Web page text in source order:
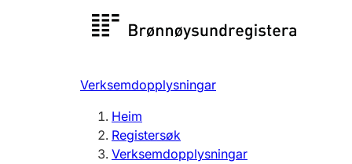
Registersøk
Registrere, endre, slette
Verksemdopplysningar
Heim
Registersøk
Verksemdopplysningar